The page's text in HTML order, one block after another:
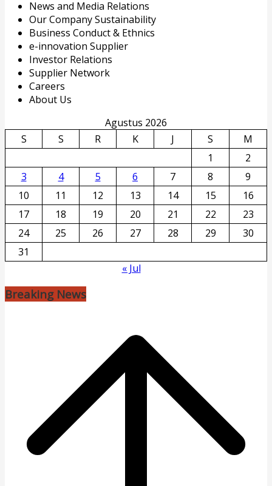
News and Media Relations
Our Company Sustainability
Business Conduct & Ethnics
e-innovation Supplier
Investor Relations
Supplier Network
Careers
About Us
Agustus 2026
S
S R K J S
M
1
2
3
4 5 6 7 8
9
10
11 12 13 14 15
16
17
18 19 20 21 22
23
24
25 26 27 28 29
30
31
« Jul
Breaking News